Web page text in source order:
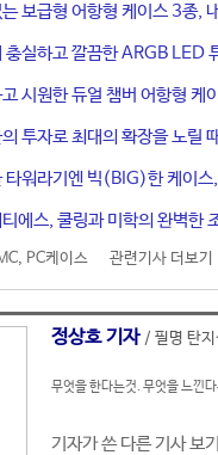
보급형 어항형 케이스 3종,
충실하고 깔끔한 ARGB LED
시원한 듀얼 챔버 어항형 케
투자로 최대의 확장을 노릴
타워라기엔 빅(BIG)한 케이
에스, 쿨링과 미학의 완벽한
, PC케이스 관련기사 더보기
정상호 기자 / 필명 탄
무엇을 한다는것. 무엇을 느낀
기자가 쓴 다른 기사 보기